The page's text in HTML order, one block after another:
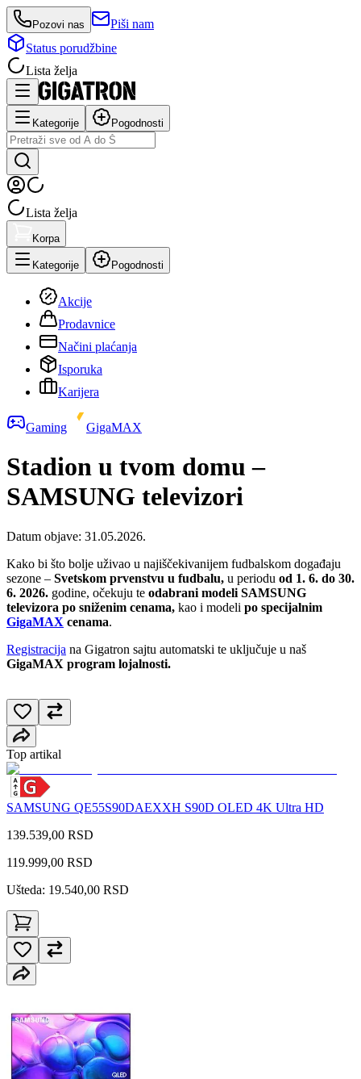
Pozovi nas
Piši nam
Status porudžbine
Lista želja
Kategorije Pogodnosti
Lista želja
Korpa
Kategorije Pogodnosti
Akcije
Prodavnice
Načini plaćanja
Isporuka
Karijera
Gaming GigaMAX
Stadion u tvom domu –
SAMSUNG televizori
Datum objave: 31.05.2026.
Kako bi što bolje uživao u najiščekivanijem fudbalskom događaju
sezone – Svetskom prvenstvu u fudbalu, u periodu od 1. 6. do 30.
6. 2026. godine, očekuju te odabrani modeli SAMSUNG
televizora po sniženim cenama, kao i modeli po specijalnim
GigaMAX cenama.
Registracija na Gigatron sajtu automatski te uključuje u naš
GigaMAX program lojalnosti.
Top artikal
SAMSUNG QE55S90DAEXXH S90D OLED 4K Ultra HD
139.539,00 RSD
119.999,00 RSD
Ušteda: 19.540,00 RSD